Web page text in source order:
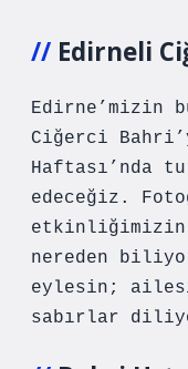
Edirneli
Edirne’mizin
Ciğerci
Haftası’nda
edeceğiz.
etkinliğimizin
nereden
eylesin;
sabırlar